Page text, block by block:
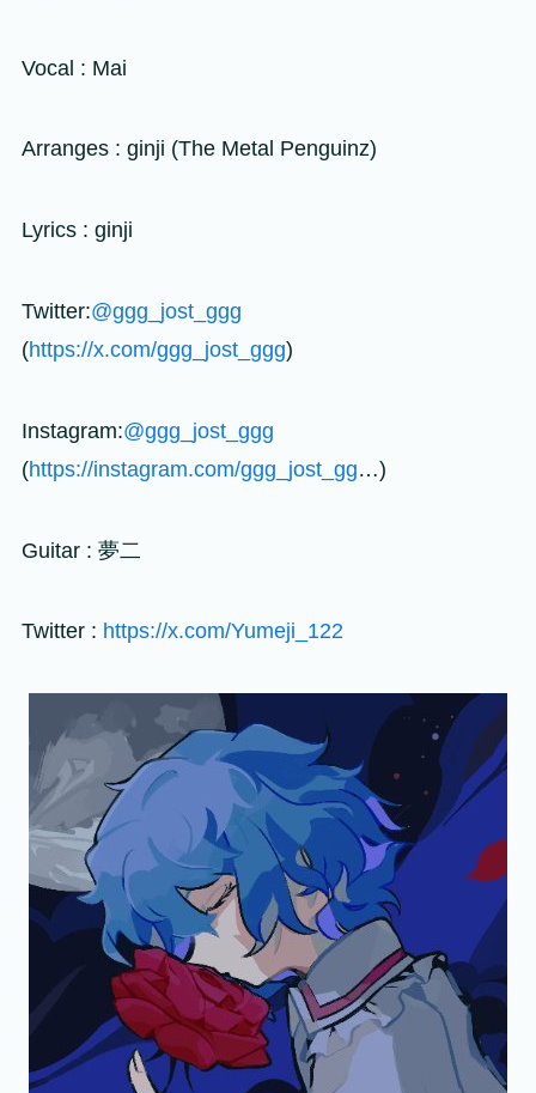
Vocal : Mai
Arranges : ginji (The Metal Penguinz)
Lyrics : ginji
Twitter:@ggg_jost_ggg
(https://x.com/ggg_jost_ggg)
Instagram:@ggg_jost_ggg
(https://instagram.com/ggg_jost_gg…)
Guitar : 夢二
Twitter : https://x.com/Yumeji_122